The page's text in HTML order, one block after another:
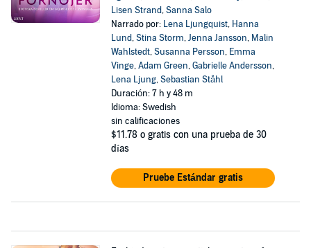
Lisen Strand,Sanna Salo
Narrado por: Lena Ljungquist, Hanna
Lund,Stina Storm,Jenna Jansson, Malin
Wahlstedt,Susanna Persson, Emma
Vinge,Adam Green,Gabrielle Andersson,
Lena Ljung,Sebastian Ståhl
Duración: 7 h y 48 m
Idioma: Swedish
sin calificaciones
$11.78 o gratis con una prueba de 30
días
Pruebe Estándar gratis